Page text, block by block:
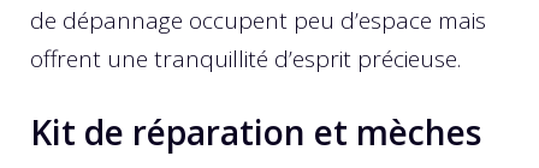
de dépannage occupent peu d’espace mais
offrent une tranquillité d’esprit précieuse.
Kit de réparation et mèches